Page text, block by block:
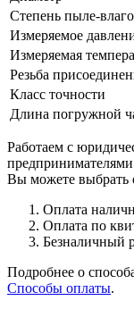
Степень пыле-
Измеряемое
Измеряемая
Резьба
Класс точности
Длина погружной
Работаем с
Вы можете выбрать
Оплата
Оплата по
Безналичный
Подробнее о
Способы оплаты.